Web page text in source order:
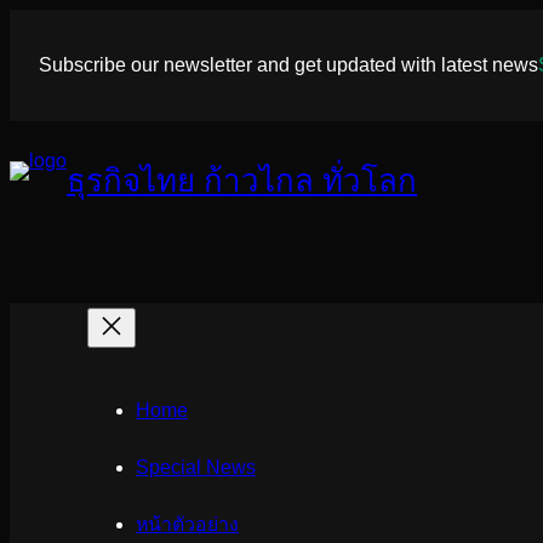
Subscribe our newsletter and get updated with latest news
ธุรกิจไทย ก้าวไกล ทั่วโลก
Home
Special News
หน้าตัวอย่าง